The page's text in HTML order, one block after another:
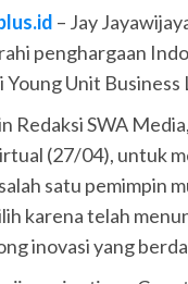
– Jay
penghargaan
Young Unit Business
Redaksi SWA
(27/04), untuk
satu pemimpin
karena telah
inovasi yang